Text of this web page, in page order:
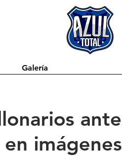
Galería
ante
imágenes